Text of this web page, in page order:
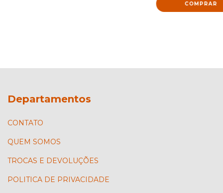
Departamentos
CONTATO
QUEM SOMOS
TROCAS E DEVOLUÇÕES
POLITICA DE PRIVACIDADE